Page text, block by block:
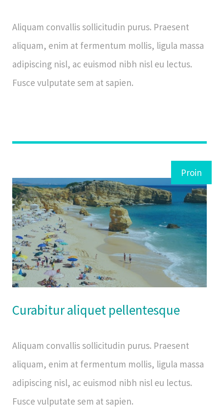
Aliquam convallis sollicitudin purus. Praesent
aliquam, enim at fermentum mollis, ligula massa
adipiscing nisl, ac euismod nibh nisl eu lectus.
Fusce vulputate sem at sapien.
Proin
Curabitur aliquet pellentesque
Aliquam convallis sollicitudin purus. Praesent
aliquam, enim at fermentum mollis, ligula massa
adipiscing nisl, ac euismod nibh nisl eu lectus.
Fusce vulputate sem at sapien.